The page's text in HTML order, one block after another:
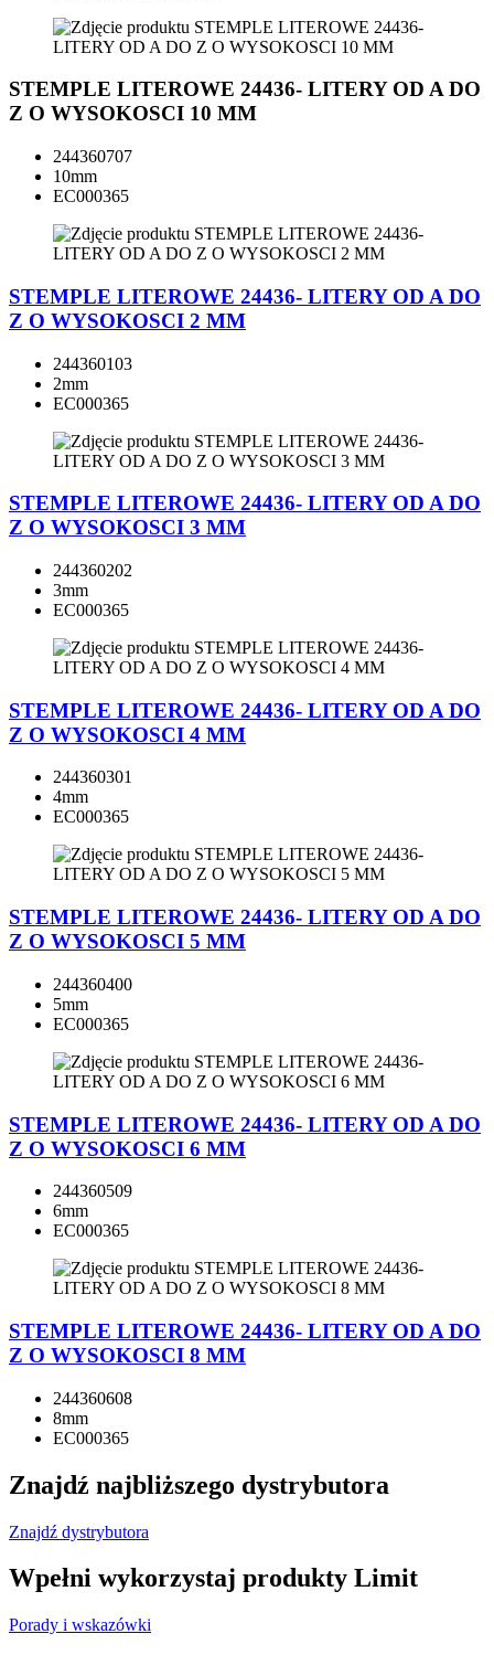
STEMPLE LITEROWE 24436- LITERY OD A DO
Z O WYSOKOSCI 10 MM
244360707
10mm
EC000365
STEMPLE LITEROWE 24436- LITERY OD A DO
Z O WYSOKOSCI 2 MM
244360103
2mm
EC000365
STEMPLE LITEROWE 24436- LITERY OD A DO
Z O WYSOKOSCI 3 MM
244360202
3mm
EC000365
STEMPLE LITEROWE 24436- LITERY OD A DO
Z O WYSOKOSCI 4 MM
244360301
4mm
EC000365
STEMPLE LITEROWE 24436- LITERY OD A DO
Z O WYSOKOSCI 5 MM
244360400
5mm
EC000365
STEMPLE LITEROWE 24436- LITERY OD A DO
Z O WYSOKOSCI 6 MM
244360509
6mm
EC000365
STEMPLE LITEROWE 24436- LITERY OD A DO
Z O WYSOKOSCI 8 MM
244360608
8mm
EC000365
Znajdź najbliższego dystrybutora
Znajdź dystrybutora
Wpełni wykorzystaj produkty Limit
Porady i wskazówki